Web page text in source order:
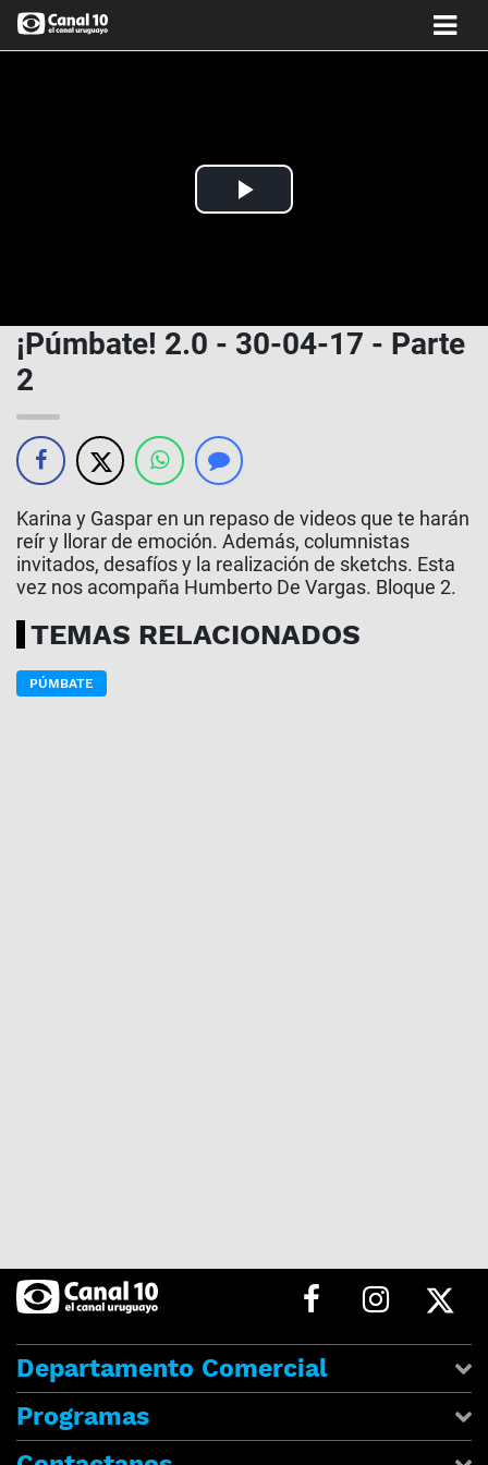
Play
¡Púmbate! 2.0 - 30-04-17 - Parte
2
Karina y Gaspar en un repaso de videos que te harán
reír y llorar de emoción. Además, columnistas
invitados, desafíos y la realización de sketchs. Esta
vez nos acompaña Humberto De Vargas. Bloque 2.
TEMAS RELACIONADOS
PÚMBATE
Departamento Comercial
Programas